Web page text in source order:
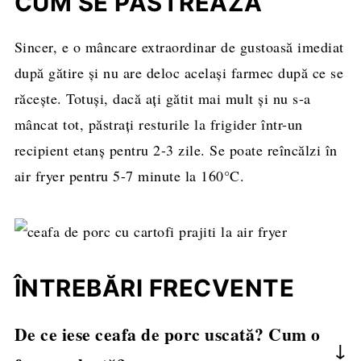
Sincer, e o mâncare extraordinar de gustoasă imediat
după gătire și nu are deloc același farmec după ce se
răcește. Totuși, dacă ați gătit mai mult și nu s-a
mâncat tot, păstrați resturile la frigider într-un
recipient etanș pentru 2-3 zile. Se poate reîncălzi în
air fryer pentru 5-7 minute la 160°C.
ÎNTREBĂRI FRECVENTE
De ce iese ceafa de porc uscată? Cum o